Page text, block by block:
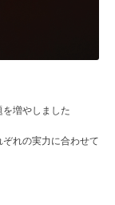
増やしました
れの実力に合わせて